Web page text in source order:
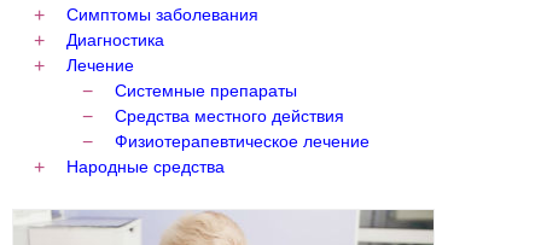
Симптомы заболевания
Диагностика
Лечение
Системные препараты
Средства местного действия
Физиотерапевтическое лечение
Народные средства